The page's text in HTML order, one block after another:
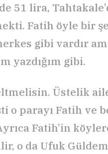
51 lira,
Fatih öyle bir
gibi vardır
yazdığım gibi.
Üstelik
o parayı Fatih ve
Fatih’in
o da Ufuk